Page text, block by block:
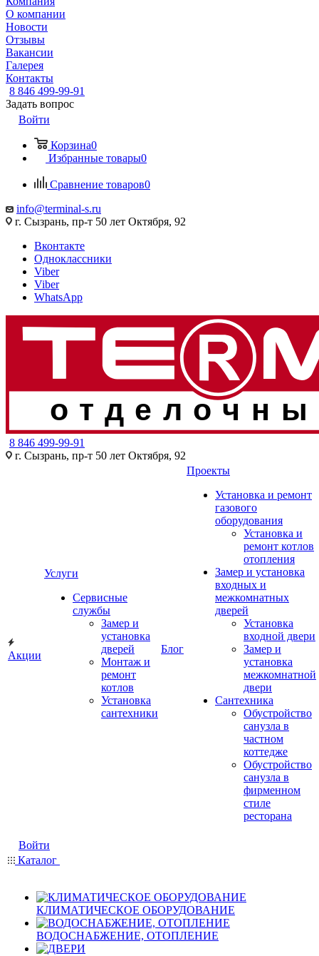
О компании
Новости
Отзывы
Вакансии
Галерея
Контакты
8 846 499-99-91
Задать вопрос
Войти
Корзина0
Избранные товары0
Сравнение товаров0
info@terminal-s.ru
г. Сызрань, пр-т 50 лет Октября, 92
Вконтакте
Одноклассники
Viber
Viber
WhatsApp
8 846 499-99-91
г. Сызрань, пр-т 50 лет Октября, 92
Акции
Услуги
Сервисные
службы
Замер и
установка
дверей
Монтаж и
ремонт
котлов
Установка
сантехники
Блог
Проекты
Установка и ремонт
газового
оборудования
Установка и
ремонт котлов
отопления
Замер и установка
входных и
межкомнатных
дверей
Установка
входной двери
Замер и
установка
межкомнатной
двери
Сантехника
Обустройство
санузла в
частном
коттедже
Обустройство
санузла в
фирменном
стиле
ресторана
Войти
Каталог
КЛИМАТИЧЕСКОЕ ОБОРУДОВАНИЕ
ВОДОСНАБЖЕНИЕ, ОТОПЛЕНИЕ